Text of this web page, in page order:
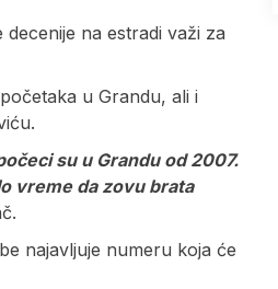
na estradi važi za
u Grandu, ali i
su u Grandu od 2007.
vreme da zovu brata
najavljuje numeru koja će